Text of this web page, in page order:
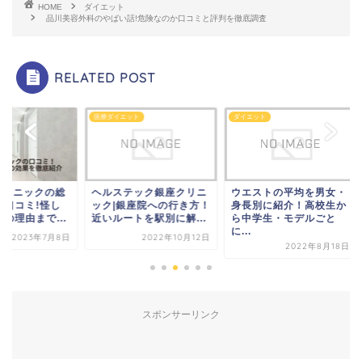
HOME
ダイエット
品川美容外科のやばい話!危険なのか口コミと評判を徹底調査
RELATED POST
イエット
ステック銀座クリニ
|銀座院への行き方！
ルートを駅別に解...
2022年10月12日
ダイエット
ウエストの平均を男女・
身長別に紹介！高校生か
ら中学生・モデルごと
ダイエット
おすすめの医療ダイ
トランキング！効果
るメディカルダイエ
2022年5
スポンサーリンク